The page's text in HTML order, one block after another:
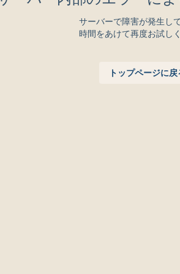
サーバーで障害が発生し
時間をあけて再度お試し
トップページに戻